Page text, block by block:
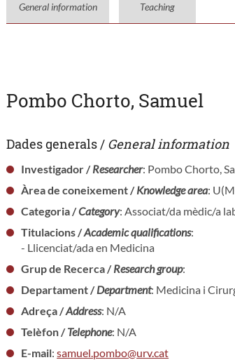
General information
Teaching
Pombo Chorto, Samuel
Dades generals / General information
Investigador /Researcher: Pombo Chorto,
Àrea de coneixement /Knowledge area:
Categoria /Category: Associat/da mèdic/a
Titulacions /Academic qualifications:
- Llicenciat/ada en Medicina
Grup de Recerca /Research group:
Departament /Department: Medicina i
Adreça /Address: N/A
Telèfon /Telephone: N/A
E-mail:samuel.pombo@urv.cat